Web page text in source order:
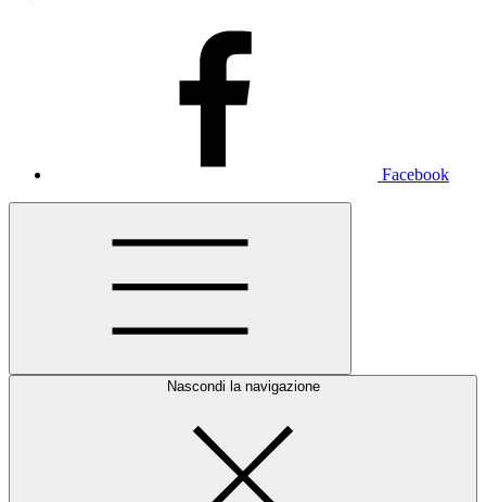
Facebook
Nascondi la navigazione